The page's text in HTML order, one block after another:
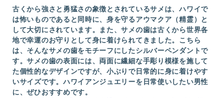
古くから強さと勇猛さの象徴とされているサメは、ハワイで
は怖いものであると同時に、身を守るアウマクア（精霊）と
して大切にされています。また、サメの歯は古くから世界各
地で幸運のお守りとして身に着けられてきました。こちら
は、そんなサメの歯をモチーフにしたシルバーペンダントで
す。サメの歯の表面には、両面に繊細な手彫り模様を施して
た個性的なデザインですが、小ぶりで日常的に身に着けやす
いサイズです。ハワイアンジュエリーを日常使いしたい男性
に、ぜひおすすめです。